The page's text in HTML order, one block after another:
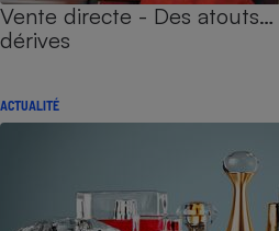
Vente directe - Des atouts…
dérives
ACTUALITÉ